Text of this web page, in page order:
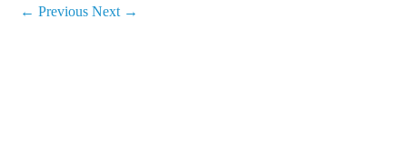
← Previous Next →